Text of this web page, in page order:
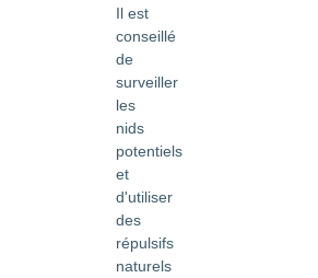
Il est
conseillé
de
surveiller
les
nids
potentiels
et
d'utiliser
des
répulsifs
naturels